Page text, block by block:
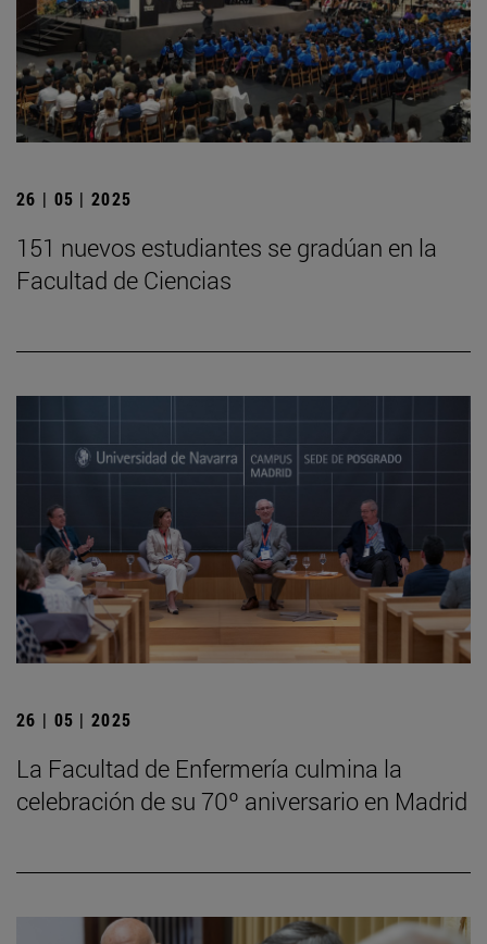
26 | 05 | 2025
151 nuevos estudiantes se gradúan en la
Facultad de Ciencias
26 | 05 | 2025
La Facultad de Enfermería culmina la
celebración de su 70º aniversario en Madrid